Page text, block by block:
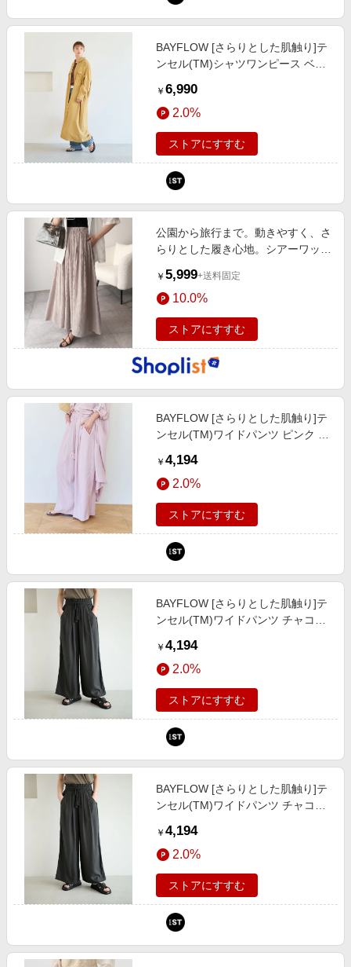
BAYFLOW [さらりとした肌触り]テ
ンセル(TM)シャツワンピース ベー
ュニック ベイフロー 636349 and
ST アンドエスティ（旧ドットエス
ティ）
￥ 6,990
2.0%
ストアにすすむ
公園から旅行まで。動きやすく、さ
らりとした履き心地。シアーワッシ
￥ 5,999+送料固定
10.0%
ストアにすすむ
BAYFLOW [さらりとした肌触り]テ
ンセル(TM)ワイドパンツ ピンク S
601283 and ST アンドエスティ
（旧ドットエスティ）
￥ 4,194
2.0%
ストアにすすむ
BAYFLOW [さらりとした肌触り]テ
ンセル(TM)ワイドパンツ チャコー
イフロー 601283 and ST アンドエ
スティ（旧ドットエスティ）
￥ 4,194
2.0%
ストアにすすむ
BAYFLOW [さらりとした肌触り]テ
ンセル(TM)ワイドパンツ チャコー
イフロー 601283 and ST アンドエ
スティ（旧ドットエスティ）
￥ 4,194
2.0%
ストアにすすむ